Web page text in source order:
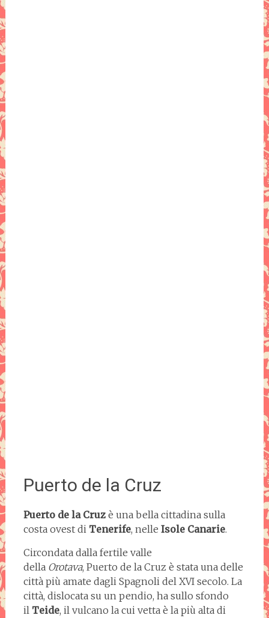
Puerto de la Cruz
Puerto de la Cruzè una bella cittadina sulla
costa ovest di Tenerife, nelle Isole Canarie.
Circondata dalla fertile valle
della Orotava, Puerto de la Cruz è stata una delle
città più amate dagli Spagnoli del XVI secolo. La
città, dislocata su un pendio, ha sullo sfondo
il Teide, il vulcano la cui vetta è la più alta di